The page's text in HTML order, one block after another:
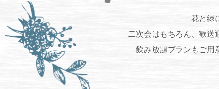
花と緑
二次会はもちろん、歓送
飲み放題プランもご用